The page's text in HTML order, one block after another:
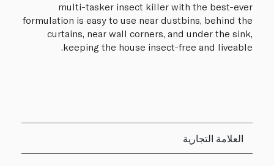
multi-tasker insect killer with the best-ever
formulation is easy to use near dustbins, behind the
curtains, near wall corners, and under the sink,
keeping the house insect-free and liveable.
العلامة التجارية